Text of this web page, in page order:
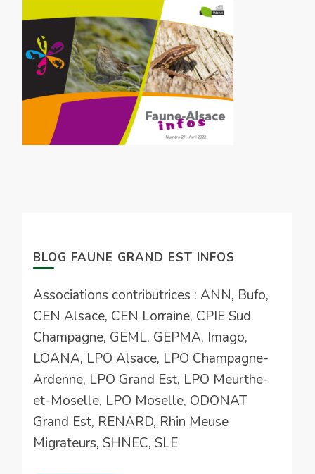
BLOG FAUNE GRAND EST INFOS
Associations contributrices : ANN, Bufo,
CEN Alsace, CEN Lorraine, CPIE Sud
Champagne, GEML, GEPMA, Imago,
LOANA, LPO Alsace, LPO Champagne-
Ardenne, LPO Grand Est, LPO Meurthe-
et-Moselle, LPO Moselle, ODONAT
Grand Est, RENARD, Rhin Meuse
Migrateurs, SHNEC, SLE